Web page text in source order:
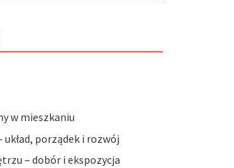
w mieszkaniu
układ, porządek i rozwój
– dobór i ekspozycja